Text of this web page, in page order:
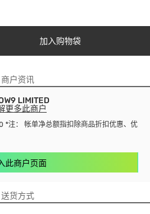
加入购物袋
商户资讯
LIMITED
更多此商户
*注： 帐单净总额指扣除商品折扣优惠、优惠
此商户页面
送货方式